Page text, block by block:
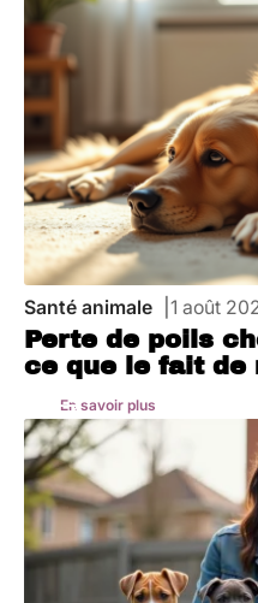
Santé animale 1 août
Perte de poils
ce que le fait de
En savoir plus